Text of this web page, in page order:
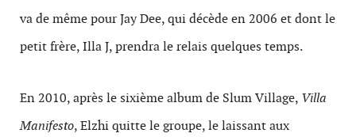
va de même pour Jay Dee, qui décède en 2006 et dont le
petit frère, Illa J, prendra le relais quelques temps.
En 2010, après le sixième album de Slum Village, Villa
Manifesto, Elzhi quitte le groupe, le laissant aux